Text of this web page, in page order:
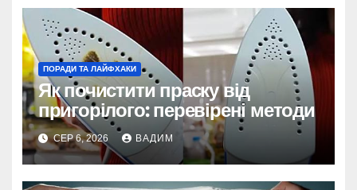
ПОРАДИ ТА ЛАЙФХАКИ
Як почистити праску від
пригорілого: перевірені методи
СЕР 6, 2026 ВАДИМ